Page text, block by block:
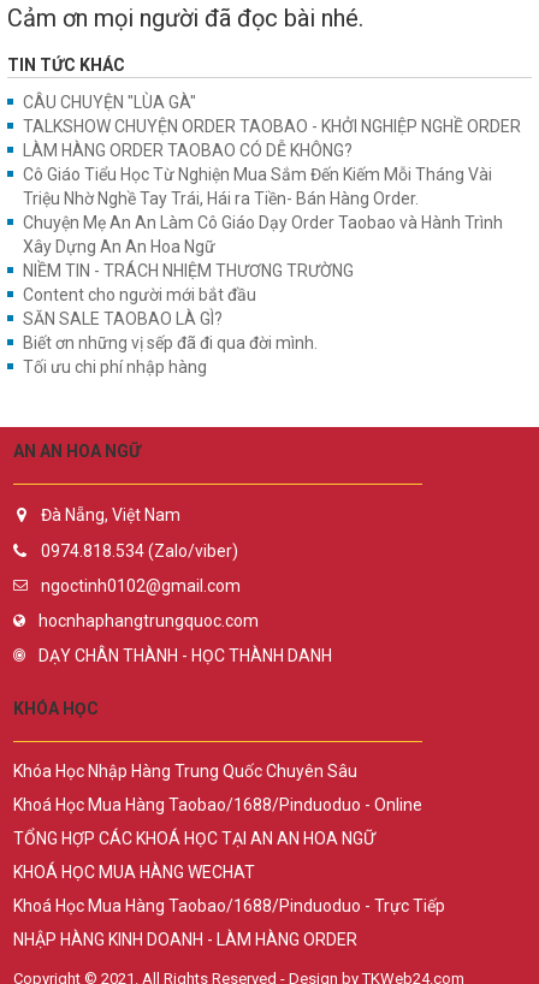
Cảm ơn mọi người đã đọc bài nhé.
TIN TỨC KHÁC
CÂU CHUYỆN "LÙA GÀ"
TALKSHOW CHUYỆN ORDER TAOBAO - KHỞI NGHIỆP NGHỀ ORDER
LÀM HÀNG ORDER TAOBAO CÓ DỄ KHÔNG?
Cô Giáo Tiểu Học Từ Nghiện Mua Sắm Đến Kiếm Mỗi Tháng Vài
Triệu Nhờ Nghề Tay Trái, Hái ra Tiền- Bán Hàng Order.
Chuyện Mẹ An An Làm Cô Giáo Dạy Order Taobao và Hành Trình
Xây Dựng An An Hoa Ngữ
NIỀM TIN - TRÁCH NHIỆM THƯƠNG TRƯỜNG
Content cho người mới bắt đầu
SĂN SALE TAOBAO LÀ GÌ?
Biết ơn những vị sếp đã đi qua đời mình.
Tối ưu chi phí nhập hàng
AN AN HOA NGỮ
Đà Nẵng, Việt Nam
0974.818.534 (Zalo/viber)
ngoctinh0102@gmail.com
hocnhaphangtrungquoc.com
DẠY CHÂN THÀNH - HỌC THÀNH DANH
KHÓA HỌC
Khóa Học Nhập Hàng Trung Quốc Chuyên Sâu
Khoá Học Mua Hàng Taobao/1688/Pinduoduo - Online
TỔNG HỢP CÁC KHOÁ HỌC TẠI AN AN HOA NGỮ
KHOÁ HỌC MUA HÀNG WECHAT
Khoá Học Mua Hàng Taobao/1688/Pinduoduo - Trực Tiếp
NHẬP HÀNG KINH DOANH - LÀM HÀNG ORDER
Copyright © 2021. All Rights Reserved - Design by TKWeb24.com